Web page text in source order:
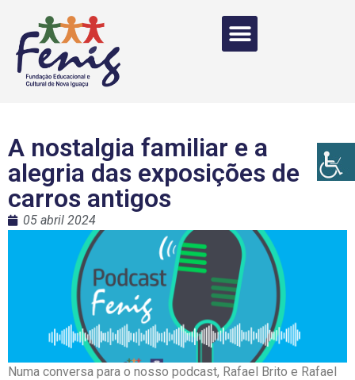
A nostalgia familiar e a
alegria das exposições de
carros antigos
05 abril 2024
Numa conversa para o nosso podcast, Rafael Brito e Rafael